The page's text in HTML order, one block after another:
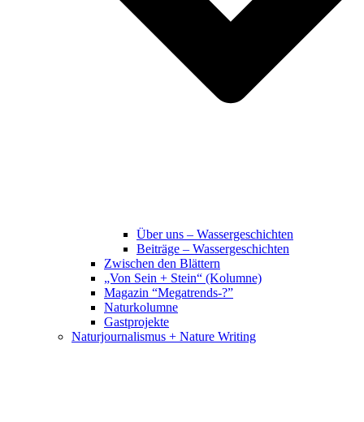
Über uns – Wassergeschichten
Beiträge – Wassergeschichten
Zwischen den Blättern
„Von Sein + Stein“ (Kolumne)
Magazin “Megatrends-?”
Naturkolumne
Gastprojekte
Naturjournalismus + Nature Writing